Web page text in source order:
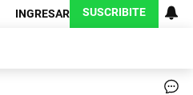
INGRESAR SUSCRIBITE